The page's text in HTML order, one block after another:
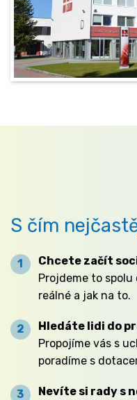
S čím
Chcete začít
Projdeme to spolu
reálné a jak na to.
Hledáte lidi do
Propojíme vás s
poradíme s
Nevíte si rady s